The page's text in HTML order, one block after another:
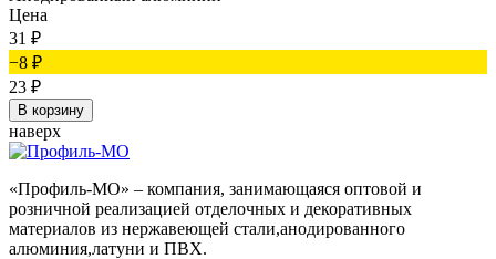
Цена
31 ₽
−8 ₽
23 ₽
В корзину
наверх
«Профиль-МО» – компания, занимающаяся оптовой и
розничной реализацией отделочных и декоративных
материалов из нержавеющей стали,анодированного
алюминия,латуни и ПВХ.